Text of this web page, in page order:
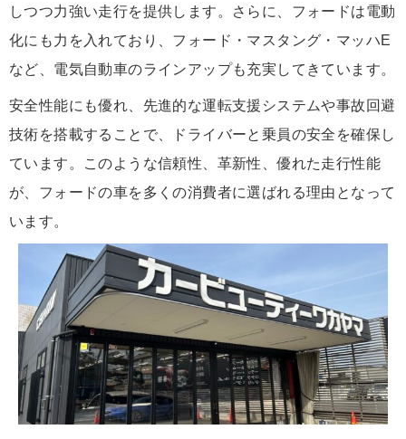
しつつ力強い走行を提供します。さらに、フォードは電動
化にも力を入れており、フォード・マスタング・マッハE
など、電気自動車のラインアップも充実してきています。
安全性能にも優れ、先進的な運転支援システムや事故回避
技術を搭載することで、ドライバーと乗員の安全を確保し
ています。このような信頼性、革新性、優れた走行性能
が、フォードの車を多くの消費者に選ばれる理由となって
います。